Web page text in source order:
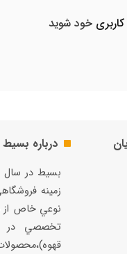
خود شوید
درباره بسیط
زمينه
نوعي خاص از
تخصصي در